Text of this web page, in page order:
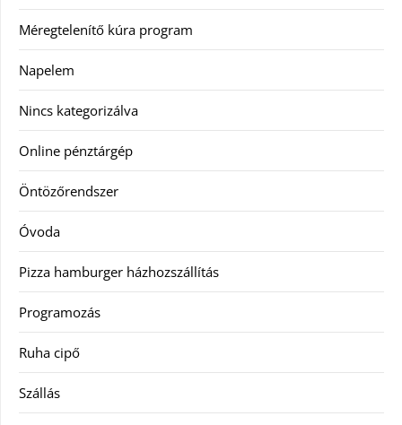
Méregtelenítő kúra program
Napelem
Nincs kategorizálva
Online pénztárgép
Öntözőrendszer
Óvoda
Pizza hamburger házhozszállítás
Programozás
Ruha cipő
Szállás